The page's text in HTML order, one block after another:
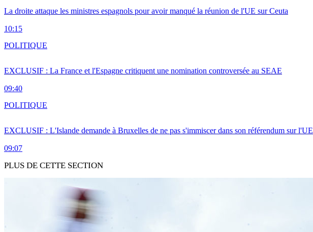
La droite attaque les ministres espagnols pour avoir manqué la réunion de l'UE sur Ceuta
10:15
EXCLUSIF : La France et l'Espagne critiquent une nomination controversée au SEAE
09:40
POLITIQUE
EXCLUSIF : L'Islande demande à Bruxelles de ne pas s'immiscer dans son référendum sur l'UE
09:07
POLITIQUE
PLUS DE CETTE SECTION